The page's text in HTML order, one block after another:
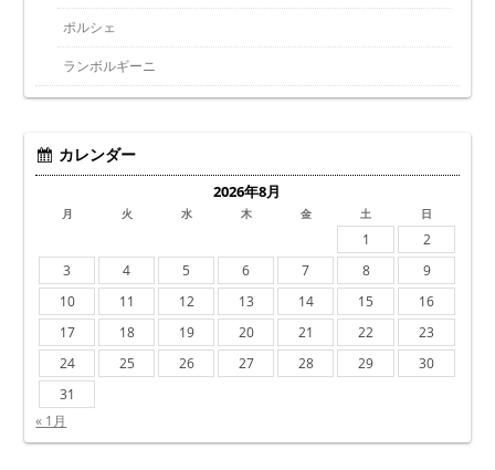
ポルシェ
ランボルギーニ
カレンダー
2026年8月
月 火 水 木 金 土 日
1
2
3
4 5 6 7 8
9
10
11 12 13 14 15
16
17
18 19 20 21 22
23
24
25 26 27 28 29
30
31
« 1月